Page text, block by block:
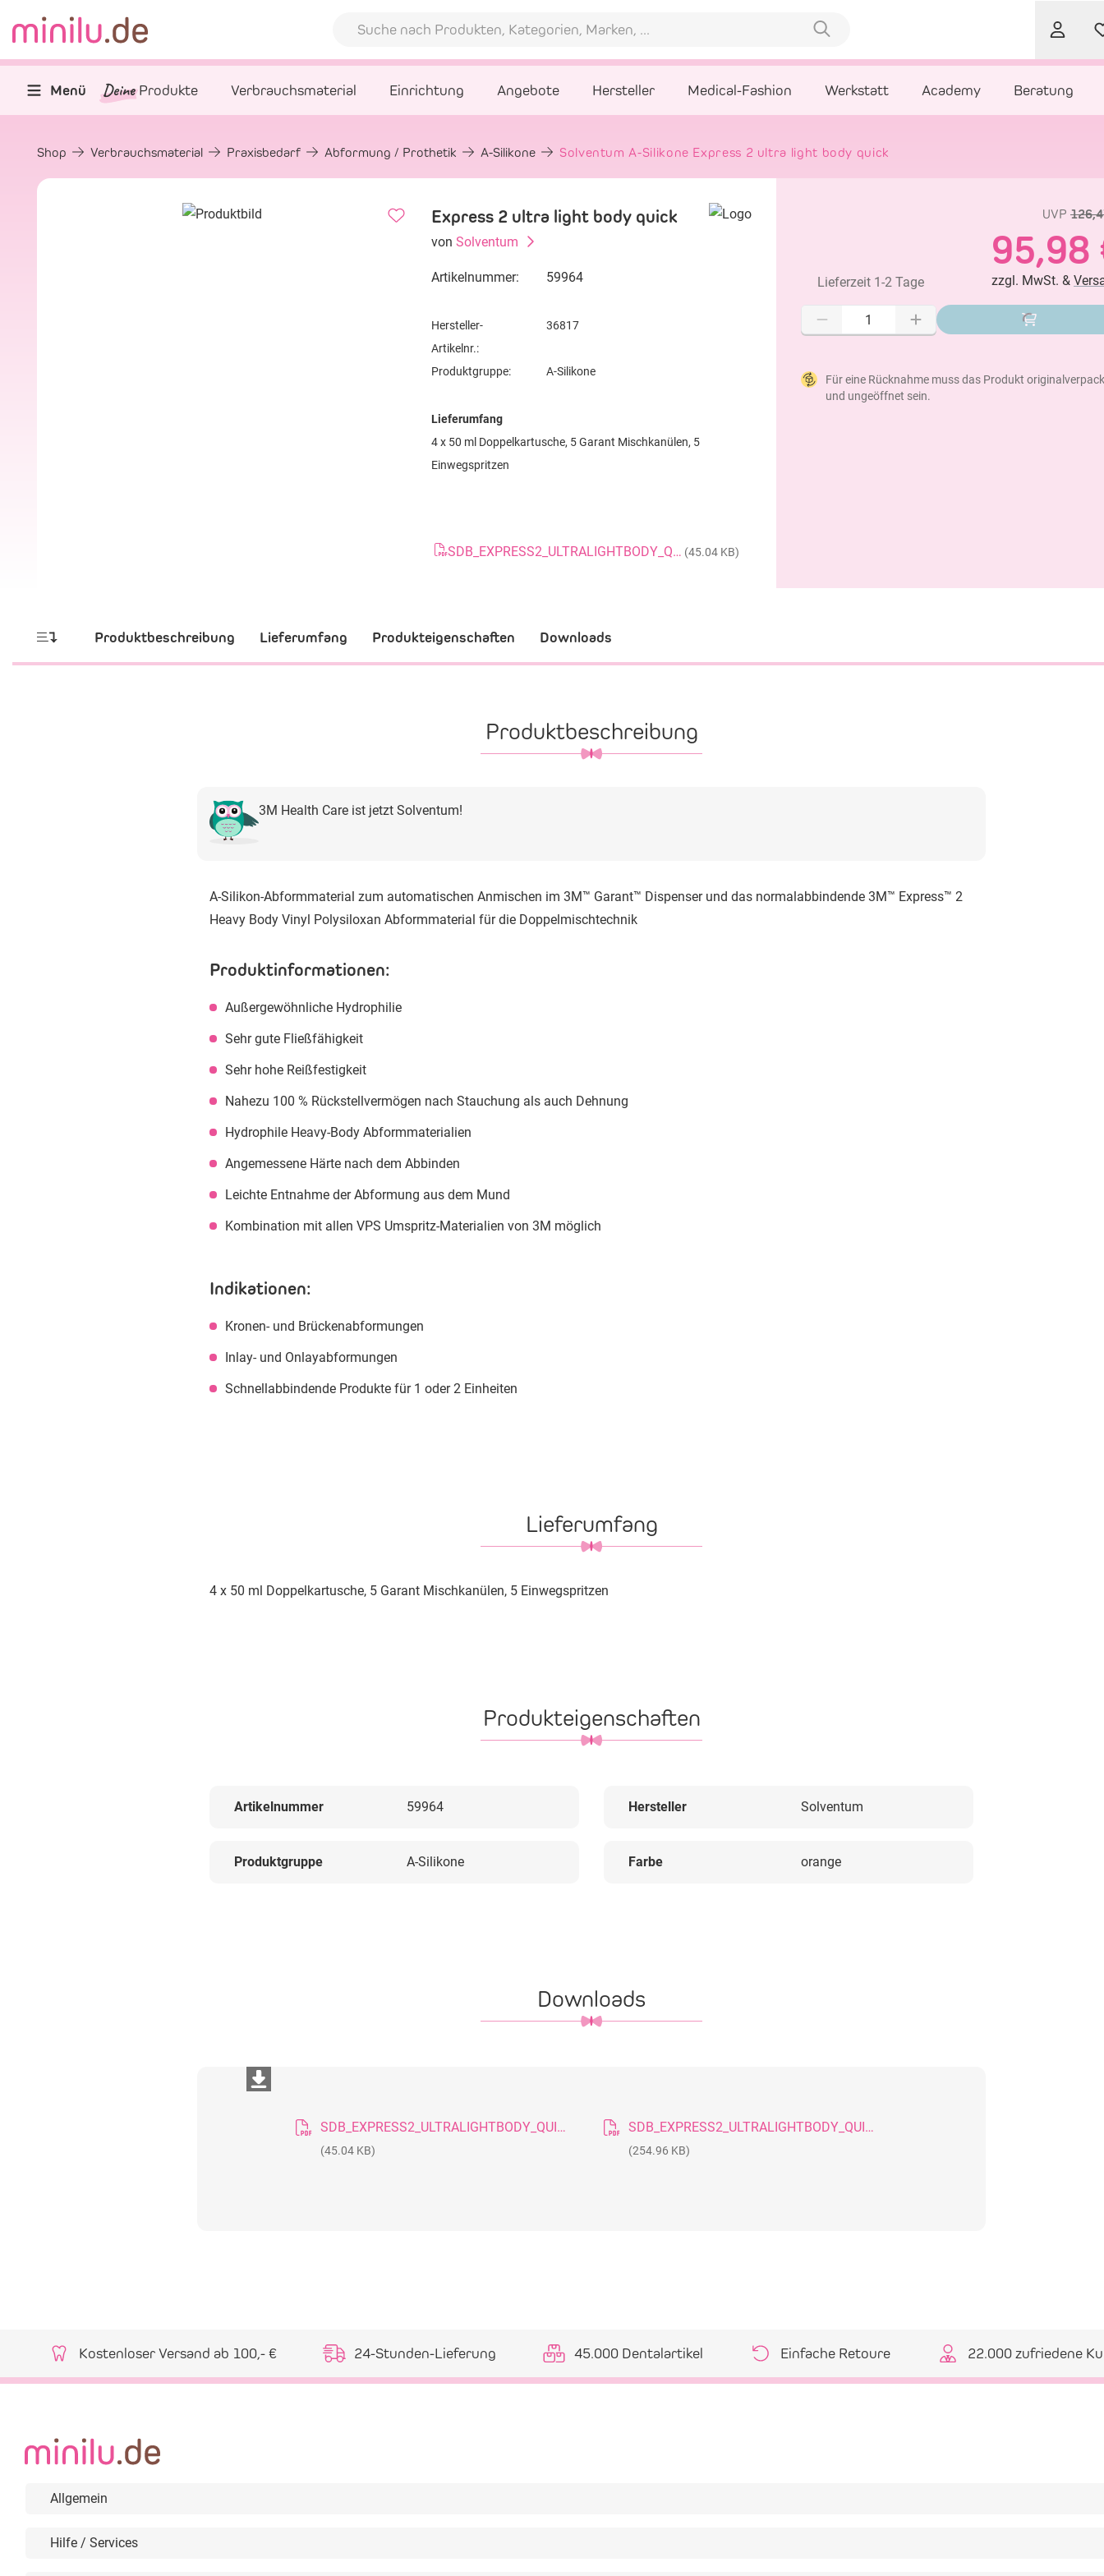
Menü Deine Produkte Verbrauchsmaterial Einrichtung Angebote Hersteller Medical-Fashion Werkstatt Academy Beratung
Shop Verbrauchsmaterial Praxisbedarf Abformung / Prothetik A-Silikone Solventum A-Silikone Express 2 ultra light body quick
Express 2 ultra light body quick
von Solventum
Artikelnummer: 59964
Hersteller-
Artikelnr.:
36817
Produktgruppe: A-Silikone
Lieferumfang
4 x 50 ml Doppelkartusche, 5 Garant Mischkanülen, 5
Einwegspritzen
SDB_EXPRESS2_ULTRALIGHTBODY_QUICK_20080229_DE (45.04 KB)
UVP
95,98
Lieferzeit 1-2 Tage zzgl. MwSt. &
Für eine Rücknahme muss das Produkt
und ungeöffnet sein.
Produktbeschreibung Lieferumfang Produkteigenschaften Downloads
Produktbeschreibung
3M Health Care ist jetzt Solventum!
A-Silikon-Abformmaterial zum automatischen Anmischen im 3M™ Garant™ Dispenser und das normalabbindende 3M™ Express™ 2
Heavy Body Vinyl Polysiloxan Abformmaterial für die Doppelmischtechnik
Produktinformationen:
Außergewöhnliche Hydrophilie
Sehr gute Fließfähigkeit
Sehr hohe Reißfestigkeit
Nahezu 100 % Rückstellvermögen nach Stauchung als auch Dehnung
Hydrophile Heavy-Body Abformmaterialien
Angemessene Härte nach dem Abbinden
Leichte Entnahme der Abformung aus dem Mund
Kombination mit allen VPS Umspritz-Materialien von 3M möglich
Indikationen:
Kronen- und Brückenabformungen
Inlay- und Onlayabformungen
Schnellabbindende Produkte für 1 oder 2 Einheiten
Lieferumfang
4 x 50 ml Doppelkartusche, 5 Garant Mischkanülen, 5 Einwegspritzen
Produkteigenschaften
Artikelnummer 59964 Hersteller Solventum
Produktgruppe A-Silikone Farbe orange
Downloads
SDB_EXPRESS2_ULTRALIGHTBODY_QUICK_20080229_DE
(45.04 KB)
SDB_EXPRESS2_ULTRALIGHTBODY_QUICK_20131113_GB
(254.96 KB)
Kostenloser Versand ab 100,- € 24-Stunden-Lieferung 45.000 Dentalartikel Einfache Retoure 22.000 zufriedene
Allgemein
Hilfe / Services